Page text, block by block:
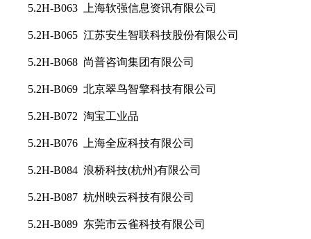
5.2H-B063 上海软强信息资讯有限公司
5.2H-B065 江苏安生智联科技股份有限公司
5.2H-B068 尚普咨询集团有限公司
5.2H-B069 北京翠鸟智擎科技有限公司
5.2H-B072 淘宝工业品
5.2H-B076 上海全应科技有限公司
5.2H-B084 浪桥科技(杭州)有限公司
5.2H-B087 杭州映云科技有限公司
5.2H-B089 东莞市云雀科技有限公司